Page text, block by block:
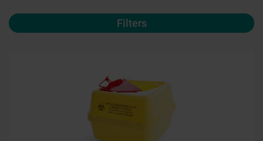
Filters